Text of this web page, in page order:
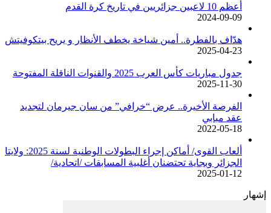
أعظم 10 لاعبين جزائريين في تاريخ كرة القدم
2024-09-09
هدّاف بالفطرة.. أمين شياخة يخطف الأنظار و يريح بيتكوفيتش
2025-04-23
جدول مباريات كأس العرب 2025 والقنوات الناقلة المفتوحة
2025-11-30
الفرصة الأخيرة.. عرض “خرافي” من سان جيرمان لتجديد
عقد مبابي
2022-05-18
ألعاب القوى/ أماكن إجراء البطولات الوطنية لسنة 2025: ولايتا
الجزائر وبجاية تحتضنان أغلبية المسابقات /اتحادية/
2025-01-12
إشهار